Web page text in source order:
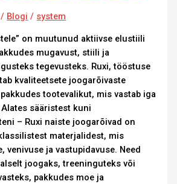
/ Blogi / system
on muutunud aktiivse elustiili
mugavust, stiili ja
tegevusteks. Ruxi, tööstuse
kvaliteetsete joogarõivaste
tootevalikut, mis vastab iga
sääristest kuni
– Ruxi naiste joogarõivad on
materjalidest, mis
venivuse ja vastupidavuse. Need
joogaks, treeninguteks või
pakkudes moe ja